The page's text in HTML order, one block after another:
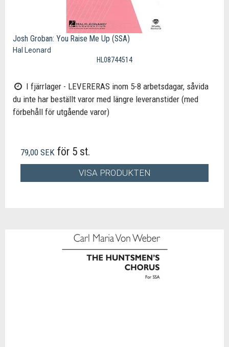
Josh Groban: You Raise Me Up (SSA)
Hal Leonard
HL08744514
I fjärrlager - LEVERERAS inom 5-8 arbetsdagar, såvida
du inte har beställt varor med längre leveranstider (med
förbehåll för utgående varor)
79,00 SEK för 5 st.
VISA PRODUKTEN